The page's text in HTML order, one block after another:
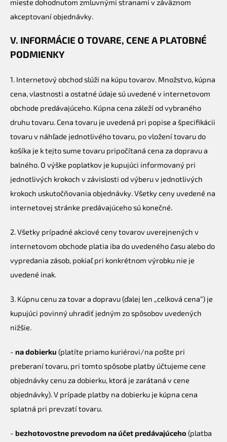
mieste dohodnutom zmluvnými stranami v záväznom
akceptovaní objednávky.
V. INFORMÁCIE O TOVARE, CENE A PLATOBNÉ
PODMIENKY
1. Internetový obchod slúži na kúpu tovarov. Množstvo, kúpna
cena, vlastnosti a ostatné údaje sú uvedené v internetovom
obchode predávajúceho. Kúpna cena záleží od vybraného
druhu tovaru. Cena tovaru je uvedená pri popise a špecifikácii
tovaru v náhľade jednotlivého tovaru, po vložení tovaru do
košíka je k tejto sume tovaru pripočítaná cena za dopravu a
balného. O výške poplatkov je kupujúci informovaný pri
jednotlivých krokoch v závislosti od výberu v jednotlivých
krokoch uskutočňovania objednávky. Všetky ceny uvedené na
internetovej stránke predávajúceho sú konečné.
2. Všetky prípadné akciové ceny tovarov uverejnených v
internetovom obchode platia iba do uvedeného času alebo do
vypredania zásob, pokiaľ pri konkrétnom výrobku nie je
uvedené inak.
3. Kúpnu cenu za tovar a dopravu (ďalej len „celková cena“) je
kupujúci povinný uhradiť jedným zo spôsobov uvedených
nižšie.
- na dobierku (platíte priamo kuriérovi/na pošte pri
preberaní tovaru, pri tomto spôsobe platby účtujeme cene
objednávky cenu za dobierku, ktorá je zarátaná v cene
objednávky). V prípade platby na dobierku je kúpna cena
splatná pri prevzatí tovaru.
- bezhotovostne prevodom na účet predávajúceho (platba